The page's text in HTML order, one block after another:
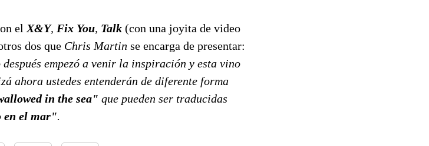
el X&Y, Fix You,  Talk (con una joyita de video
dos que Chris Martin se encarga de presentar:
empezó a venir la inspiración y esta vino
ahora ustedes entenderán de diferente forma
in the sea" que pueden ser traducidas
en el mar".